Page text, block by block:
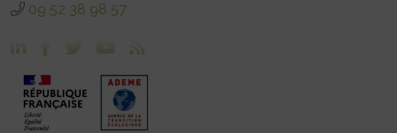
09 52 38 98 57